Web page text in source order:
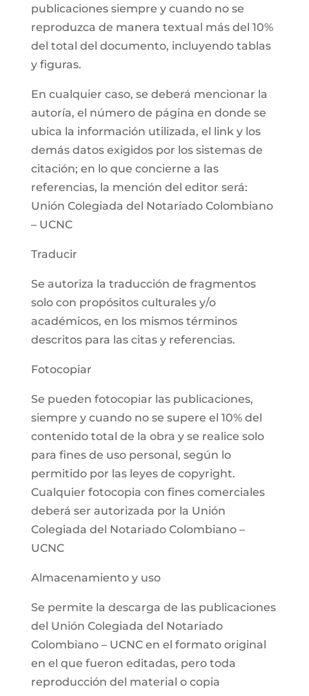
publicaciones siempre y cuando no se
reproduzca de manera textual más del 10%
del total del documento, incluyendo tablas
y figuras.
En cualquier caso, se deberá mencionar la
autoría, el número de página en donde se
ubica la información utilizada, el link y los
demás datos exigidos por los sistemas de
citación; en lo que concierne a las
referencias, la mención del editor será:
Unión Colegiada del Notariado Colombiano
– UCNC
Traducir
Se autoriza la traducción de fragmentos
solo con propósitos culturales y/o
académicos, en los mismos términos
descritos para las citas y referencias.
Fotocopiar
Se pueden fotocopiar las publicaciones,
siempre y cuando no se supere el 10% del
contenido total de la obra y se realice solo
para fines de uso personal, según lo
permitido por las leyes de copyright.
Cualquier fotocopia con fines comerciales
deberá ser autorizada por la Unión
Colegiada del Notariado Colombiano –
UCNC
Almacenamiento y uso
Se permite la descarga de las publicaciones
del Unión Colegiada del Notariado
Colombiano – UCNC en el formato original
en el que fueron editadas, pero toda
reproducción del material o copia